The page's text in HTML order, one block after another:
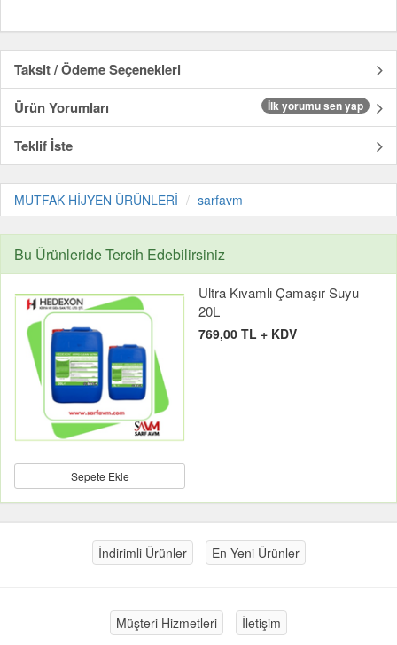
Taksit / Ödeme Seçenekleri
Ürün Yorumları
İlk yorumu sen yap
Teklif İste
MUTFAK HİJYEN ÜRÜNLERİ sarfavm
Bu Ürünleride Tercih Edebilirsiniz
Sepete Ekle
Ultra Kıvamlı Çamaşır Suyu
20L
769,00 TL + KDV
İndirimli Ürünler En Yeni Ürünler
Müşteri Hizmetleri İletişim